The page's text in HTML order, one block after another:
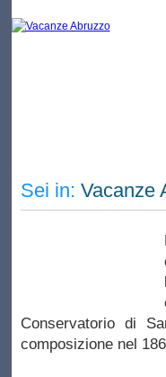
Sei in: Vacanze
Conservatorio di
composizione nel